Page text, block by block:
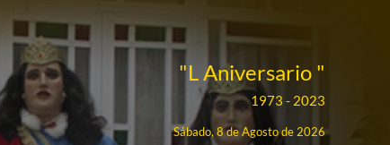
"L Aniversario "
1973 - 2023
Sábado, 8 de Agosto de 2026